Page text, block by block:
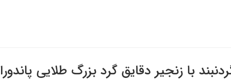
با ‌زنجیر دقایق گرد بزرگ طلایی پاندورا